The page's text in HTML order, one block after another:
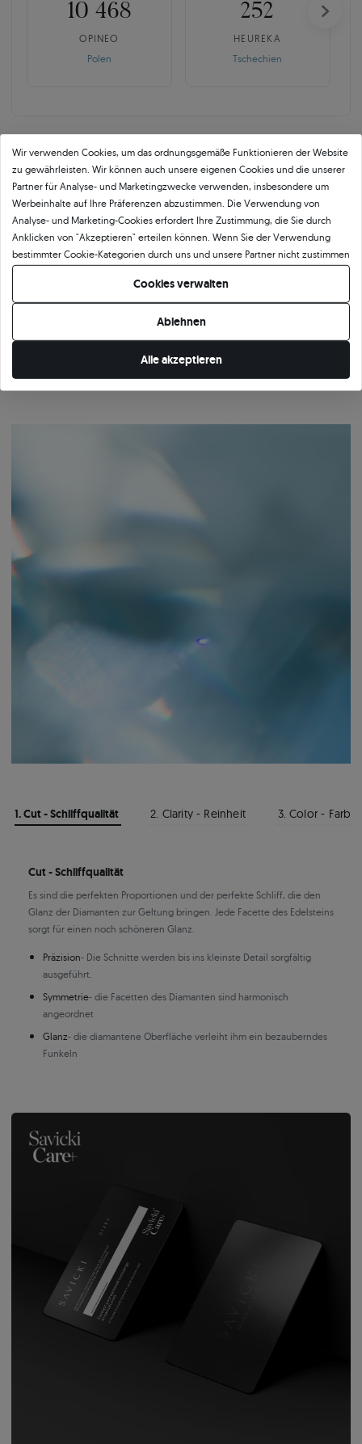
10 468
OPINEO
Polen
252
HEUREKA
Tschechien
SAVICKI 5C ist mehr als der
Branchenstandard.
Echte Qualität beginnt mit der Verantwortung für jedes Detail. Für uns endet
der Frieden nicht mit einem Zertifikat. Kontrolle bedeutet bewusste Auswahl
der Diamanten, mehrschichtige Qualitätskontrolle und Verantwortung für
jedes Detail, bevor der Stein in den Ring eingefasst wird.
Jeder Diamant wird mehrmals überprüft, sowohl hinsichtlich der Parameter als
auch der Proportionen und der Ästhetik in einer bestimmten Fassung. Erst
dann gelangt er in die Hände des Juweliers. Nur die Steine, die unseren
internen Standards entsprechen, werden Teil des SAVICKI-Schmucks.
1. Cut - Schliffqualität 2. Clarity - Reinheit 3. Color - Farbe
Cut - Schliffqualität
Es sind die perfekten Proportionen und der perfekte Schliff, die den
Glanz der Diamanten zur Geltung bringen. Jede Facette des Edelsteins
sorgt für einen noch schöneren Glanz.
Präzision- Die Schnitte werden bis ins kleinste Detail sorgfältig
ausgeführt.
Symmetrie- die Facetten des Diamanten sind harmonisch
angeordnet
Glanz- die diamantene Oberfläche verleiht ihm ein bezauberndes
Funkeln
Wir verwenden Cookies, um das ordnungsgemäße Funktionieren der Website
zu gewährleisten. Wir können auch unsere eigenen Cookies und die unserer
Partner für Analyse- und Marketingzwecke verwenden, insbesondere um
Werbeinhalte auf Ihre Präferenzen abzustimmen. Die Verwendung von
Analyse- und Marketing-Cookies erfordert Ihre Zustimmung, die Sie durch
Anklicken von "Akzeptieren" erteilen können. Wenn Sie der Verwendung
bestimmter Cookie-Kategorien durch uns und unsere Partner nicht zustimmen
möchten, klicken Sie auf "Lassen Sie mich wählen" und bestimmen Sie Ihre
Präferenzen. Sie können Ihre Zustimmung jederzeit widerrufen, indem Sie
Ihre Cookie-Einstellungen ändern.
Cookies verwalten
Ablehnen
Alle akzeptieren